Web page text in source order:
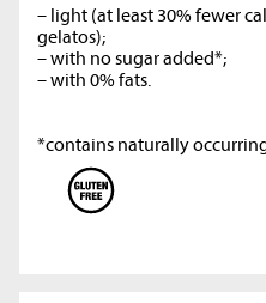
– light (at least 30% fewer
gelatos);
– with no sugar added*;
– with 0% fats.
*contains naturally